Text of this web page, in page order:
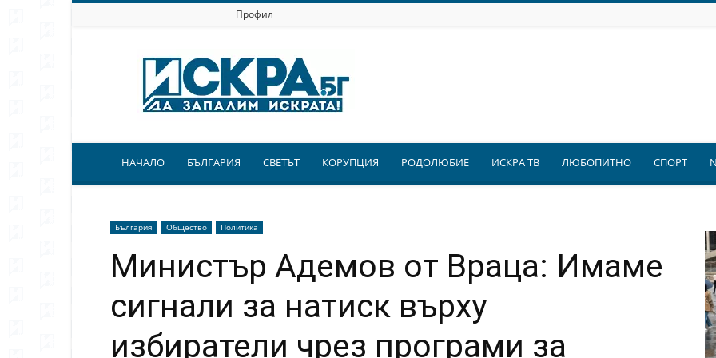
Профил
Искра.бг
НАЧАЛО БЪЛГАРИЯ СВЕТЪТ КОРУПЦИЯ РОДОЛЮБИЕ ИСКРА ТВ ЛЮБОПИТНО СПОРТ
България Общество Политика
Министър Адемов от Враца: Имаме
сигнали за натиск върху
избиратели чрез програми за